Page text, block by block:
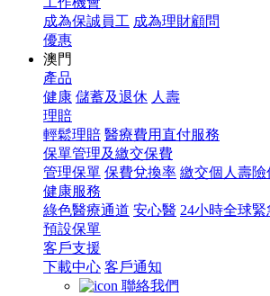
成為保誠員工 成為理財顧問
優惠
澳門
產品
健康 儲蓄及退休 人壽
理賠
輕鬆理賠 醫療費用直付服務
保單管理及繳交保費
管理保單 保費兌換率 繳交個人壽險
健康服務
綠色醫療通道 安心醫 24小時全球緊
預設保單
客戶支援
下載中心 客戶通知
聯絡我們